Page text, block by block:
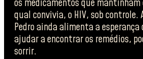
os medicamentos que
qual convivia, o HIV, sob controle.
Pedro ainda alimenta a esperança
ajudar a encontrar os remédios,
sorrir.